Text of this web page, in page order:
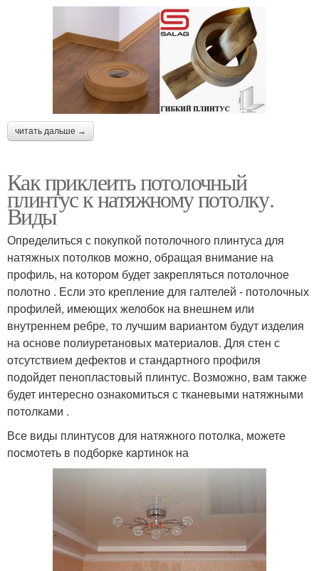
читать дальше →
Как приклеить потолочный
плинтус к натяжному потолку.
Виды
Определиться с покупкой потолочного плинтуса для
натяжных потолков можно, обращая внимание на
профиль, на котором будет закрепляться потолочное
полотно . Если это крепление для галтелей - потолочных
профилей, имеющих желобок на внешнем или
внутреннем ребре, то лучшим вариантом будут изделия
на основе полиуретановых материалов. Для стен с
отсутствием дефектов и стандартного профиля
подойдет пенопластовый плинтус. Возможно, вам также
будет интересно ознакомиться с тканевыми натяжными
потолками .
Все виды плинтусов для натяжного потолка, можете
посмотеть в подборке картинок на